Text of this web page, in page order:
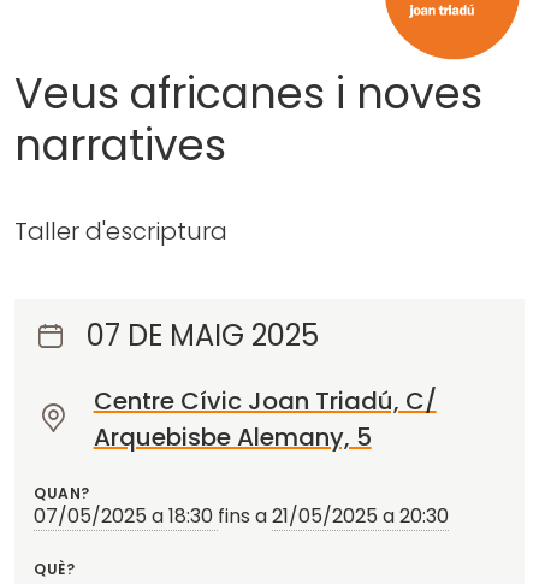
Veus africanes i noves
narratives
Taller d'escriptura
07 DE MAIG 2025
O
?
Centre Cívic Joan Triadú, C/
Arquebisbe Alemany, 5
QUAN?
07/05/2025 a 18:30 fins a21/05/2025 a 20:30
QUÈ?